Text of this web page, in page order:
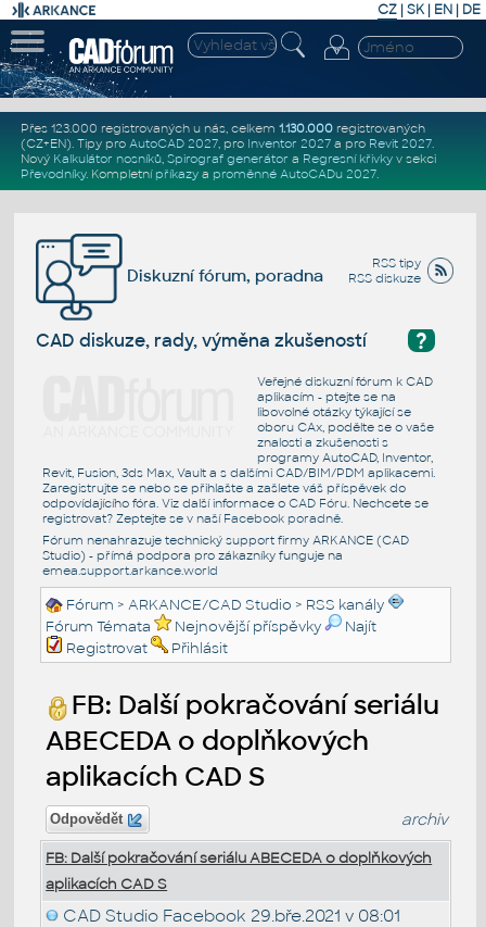
CZ | SK| EN | DE
Přes 123.000 registrovaných u nás, celkem 1.130.000registrovaných
(CZ+EN). Tipy pro AutoCAD 2027, pro Inventor 2027a pro Revit 2027.
Nový Kalkulátor nosníků, Spirograf generátor a Regresní křivkyv sekci
Převodníky. Kompletní příkazya proměnné AutoCADu 2027.
RSS tipy
RSS diskuze
Diskuzní fórum, poradna
?
CAD diskuze, rady, výměna zkušeností
Veřejné diskuzní fórum k CAD
aplikacím - ptejte se na
libovolné otázky týkající se
oboru CAx, podělte se o vaše
znalosti a zkušenosti s
programy AutoCAD, Inventor,
Revit, Fusion, 3ds Max, Vault a s dalšími CAD/BIM/PDM aplikacemi.
Zaregistrujte se nebo se přihlašte a zašlete váš příspěvek do
odpovídajícího fóra. Viz další informace o CAD Fóru. Nechcete se
registrovat? Zeptejte se v naší Facebook poradně.
Fórum nenahrazuje technický support firmy ARKANCE (CAD
Studio) - přímá podpora pro zákazníky funguje na
emea.support.arkance.world
Fórum >ARKANCE/CAD Studio > RSS kanály
Fórum Témata
Nejnovější příspěvky
Najít
Registrovat
Přihlásit
FB: Další pokračování seriálu
ABECEDA o doplňkových
aplikacích CAD S
Odpovědět archiv
FB: Další pokračování seriálu ABECEDA o doplňkových
aplikacích CAD S
CAD Studio Facebook 29.bře.2021 v 08:01